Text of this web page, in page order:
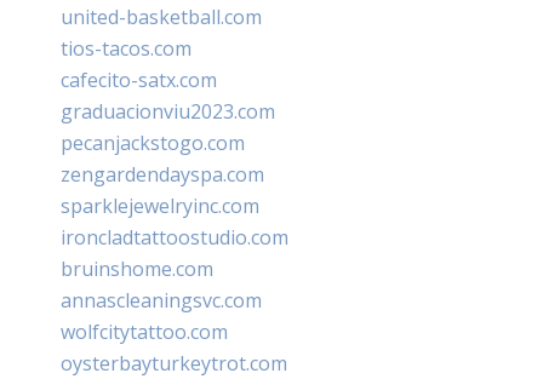
united-basketball.com
tios-tacos.com
cafecito-satx.com
graduacionviu2023.com
pecanjackstogo.com
zengardendayspa.com
sparklejewelryinc.com
ironcladtattoostudio.com
bruinshome.com
annascleaningsvc.com
wolfcitytattoo.com
oysterbayturkeytrot.com